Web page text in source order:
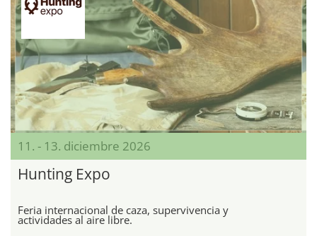
11. - 13. diciembre 2026
Hunting Expo
Feria internacional de caza, supervivencia y
actividades al aire libre.